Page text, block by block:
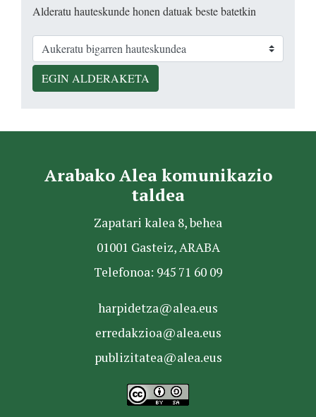
Alderatu hauteskunde honen datuak beste batetkin
EGIN ALDERAKETA
Arabako Alea komunikazio
taldea
Zapatari kalea 8, behea
01001 Gasteiz, ARABA
Telefonoa: 945 71 60 09
harpidetza@alea.eus
erredakzioa@alea.eus
publizitatea@alea.eus